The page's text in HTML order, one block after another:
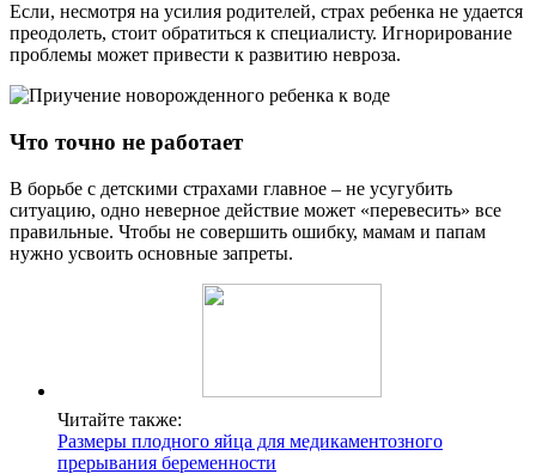
Если, несмотря на усилия родителей, страх ребенка не удается
преодолеть, стоит обратиться к специалисту. Игнорирование
проблемы может привести к развитию невроза.
Что точно не работает
В борьбе с детскими страхами главное – не усугубить
ситуацию, одно неверное действие может «перевесить» все
правильные. Чтобы не совершить ошибку, мамам и папам
нужно усвоить основные запреты.
Читайте также:
Размеры плодного яйца для медикаментозного
прерывания беременности